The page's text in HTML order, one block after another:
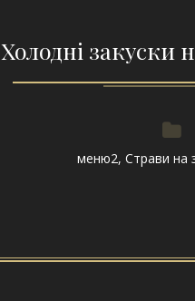
Холодні закуски
меню2, Страви на